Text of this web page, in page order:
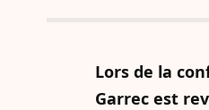
Lors de la
Garrec est